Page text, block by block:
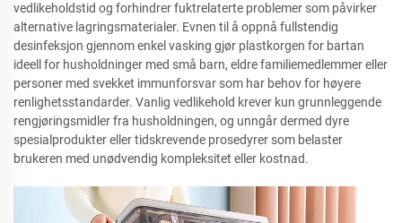
vedlikeholdstid og forhindrer fuktrelaterte problemer som påvirker
alternative lagringsmaterialer. Evnen til å oppnå fullstendig
desinfeksjon gjennom enkel vasking gjør plastkorgen for bartan
ideell for husholdninger med små barn, eldre familiemedlemmer eller
personer med svekket immunforsvar som har behov for høyere
renlighetsstandarder. Vanlig vedlikehold krever kun grunnleggende
rengjøringsmidler fra husholdningen, og unngår dermed dyre
spesialprodukter eller tidskrevende prosedyrer som belaster
brukeren med unødvendig kompleksitet eller kostnad.